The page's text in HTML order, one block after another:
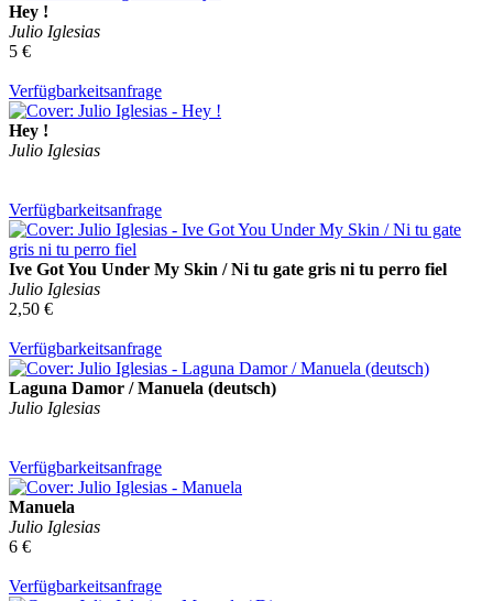
Hey !
Julio Iglesias
5 €
Verfügbarkeitsanfrage
Hey !
Julio Iglesias
Verfügbarkeitsanfrage
Ive Got You Under My Skin / Ni tu gate gris ni tu perro fiel
Julio Iglesias
2,50 €
Verfügbarkeitsanfrage
Laguna Damor / Manuela (deutsch)
Julio Iglesias
Verfügbarkeitsanfrage
Manuela
Julio Iglesias
6 €
Verfügbarkeitsanfrage